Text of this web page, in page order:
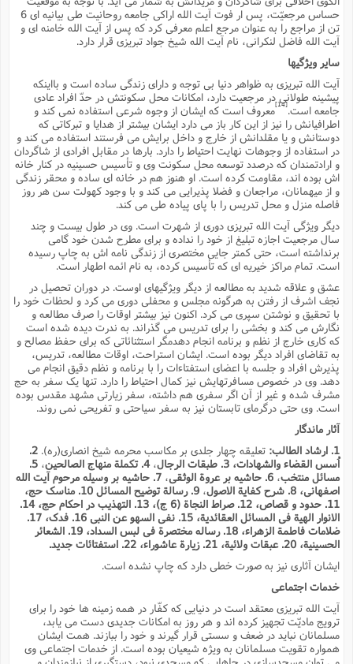
حساس مرجعیّت، پس ار فوت آیت الله اراکى جامعه روحانیت طى بیانیه اى 6
تن از مراجع را به عنوان مرجع اعلم معرفى کرد که پس از آیت الله خامنه اى و
آیت الله فاضل لنکرانى، نام آیت الله شیخ جواد تبریزى قرار دارد.
سایر ویژگیها
آیت الله تبریزى به ظواهر دنیا بى توجه و داراى زندگى ساده است و بااینکه
پیشینه طولانى در مرجعیت دارد، امکانات محل سکونتش در حدّ افراد عادى
جامعه است.
معروف است که ایشان از وجوه شرعى استفاده نمى کند و
اطرافیانش را نیز از این کار باز مى دارد ایشان بیشتر از هدایا و تبرکاتى که
دوستانش و یا مقلدانش از خارج و داخل برایش مى فرستند استفاده مى کند و
در استفاده از وجوهات نهایت احتیاط را دارد. بارها در مقابل افرادى از شاگردان
و ارادتمندان که درصدد توسعه محل سکونت وى و تأسیس حسینیه در کنار خانه
اش بوده اند، مقاومت کرده است. او هنوز هم در خانه اى ساده و محقر زندگى
و از میهمانان، مراجعان و فضلا پذیرایى مى کند و با وجود کهولت سن هر روز
فاصله منزل و محل تدریس را با پاى پیاده طى مى کند.
دیگر ویژگى آیت الله تبریزى دورى از شهرت است. وى در طول بیست و چند
سال مرجعیت اجازه تبلیغ از خود را نداده و براى مطرح شدن خود گامى
برنداشته است، حتى کمتر جایى مختصرى از زندگى نامه اش به چاپ رسیده
است. تمام مراکز خیریه اى که تأسیس کرده، به نام ائمه اطهار است.
عشق و علاقه شدید به مطالعه از دیگر ویژگیهاى اوست. در دوران تحصیل در
نجف اشرف از رفتن به هرگونه مجلس و محفلى دورى مى کرد و لحظات خود را
با تحقیق و نوشتن سپرى مى کرد. اکنون نیز بیشتر اوقات را صرف مطالعه و
نگارش مى کند و بخشى را براى تدریس مى گذراند. به ندرت دیده شده است
که کارى خارج از نظم و برنامه انجام دهدمگر استثنائاتى که براى حفظ مصالح و
به تقاضاى افراد دیگر بوده است. ایشان استراحت، اوقات مطالعه، تدریس،
پذیرش افراد و جلسه با اعضاى استفتاءات را با برنامه و نظم دقیق انجام مى
دهد. وى در خصوص مسافرتهایش نیز کمال احتیاط را دارد. تنها یک سفر به حج
مشرف شده و غیر از آن اگر سفرى هم داشته، سفر زیارتى مشهد مقدس بوده
است. وى حتى درگرماى تابستان نیز به سفر سیاحتى و تفریحى نمى روند.
آثار ماندگار
1. ارشاد الطالب:
تعلیقه چهار جلدى بر مکاسب محرمه شیخ انصارى(ره). 2.
اُسس القضاء والشهادات، 3. طبقات الرجال
، 4. تکملة منهاج الصالحین ، 5.
مسائل منتخب، 6. حاشیه بر عروة الوثقى ، 7. حاشیه بر وسیله مرحوم آیت الله
اصفهانى، 8. شرح کفایة الاصول
،
9. رسالة توضیح المسائل 10. مناسک حج،
11. حدود و قصاص، 12. صراط النجاة (6 ج)، 13. التهذیب در احکام حج، 14.
الانوار الهیة فى المسائل العقائدیة، 15. نفى السهو عن النبى 16. فدک، 17.
ضلامات فاطمة الزهراء، 18. رساله مختصرة فى لبس السداد، 19. الشعائر
الحسینیة، 20. عبقات ولائیة، 21. زیارة عاشوراء، 22. استفتائات جدید.
ایشان آثارى نیز به صورت خطى دارد که چاپ نشده است.
خدمات اجتماعى
آیت الله تبریزى معتقد است در دنیایى که کفّار در همه زمینه ها خود را براى
ترویج مادیّت تجهیز کرده اند و هر روز به امکانات جدیدى دست مى یابد،
مسلمانان نباید در ضعف و سستى قرار گیرند و خود را ببازند. همت ایشان
همواره تقویت مسلمانان به ویژه شیعیان بوده است. از خدمات اجتماعى وى